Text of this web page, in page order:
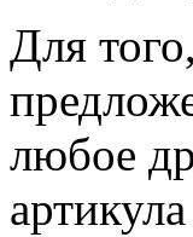
Для
любое